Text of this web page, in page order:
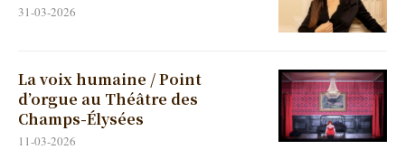
31-03-2026
La voix humaine / Point
d’orgue au Théâtre des
Champs-Élysées
11-03-2026